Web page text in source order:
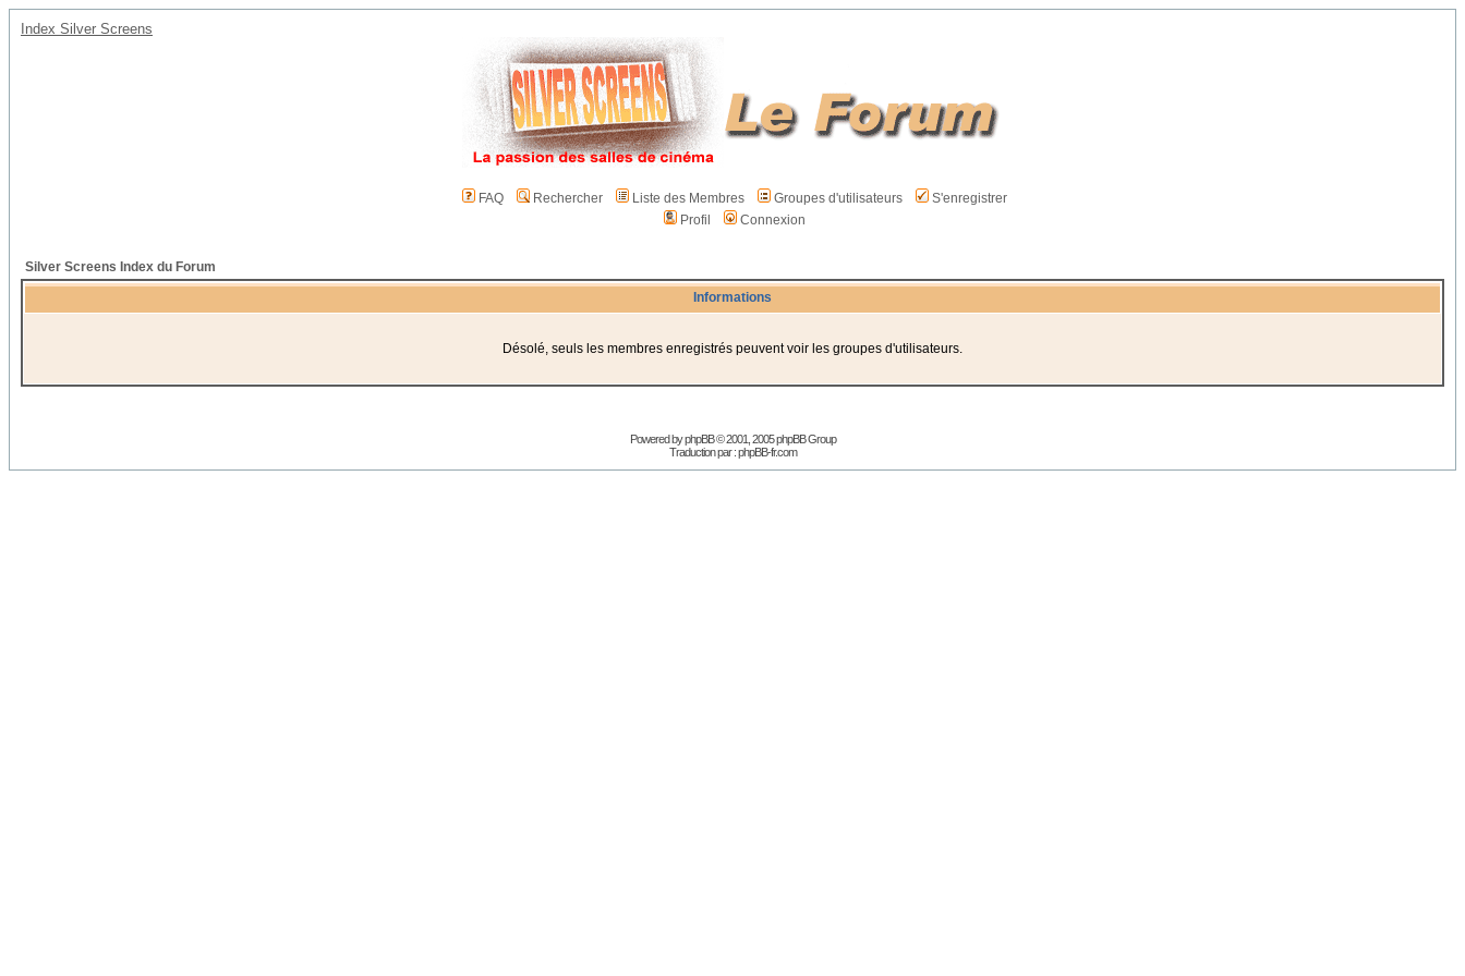
Index Silver Screens
FAQ Rechercher Liste des Membres Groupes d'utilisateurs
S'enregistrer
Profil
Connexion
Silver Screens Index du Forum
Informations
Désolé, seuls les membres enregistrés peuvent voir les groupes d'utilisateurs.
Powered byphpBB© 2001, 2005 phpBB Group
Traduction par :phpBB-fr.com